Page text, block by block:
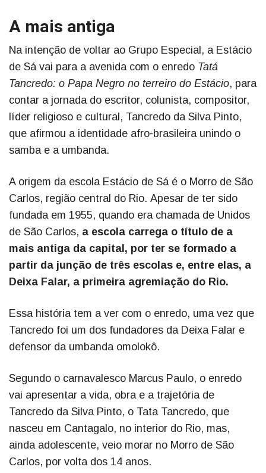
A mais antiga
Na intenção de voltar ao Grupo Especial, a Estácio
de Sá vai para a avenida com o enredo Tatá
Tancredo: o Papa Negro no terreiro do Estácio, para
contar a jornada do escritor, colunista, compositor,
líder religioso e cultural, Tancredo da Silva Pinto,
que afirmou a identidade afro-brasileira unindo o
samba e a umbanda.
A origem da escola Estácio de Sá é o Morro de São
Carlos, região central do Rio. Apesar de ter sido
fundada em 1955, quando era chamada de Unidos
de São Carlos, a escola carrega o título de a
mais antiga da capital, por ter se formado a
partir da junção de três escolas e, entre elas, a
Deixa Falar, a primeira agremiação do Rio.
Essa história tem a ver com o enredo, uma vez que
Tancredo foi um dos fundadores da Deixa Falar e
defensor da umbanda omolokô.
Segundo o carnavalesco Marcus Paulo, o enredo
vai apresentar a vida, obra e a trajetória de
Tancredo da Silva Pinto, o Tata Tancredo, que
nasceu em Cantagalo, no interior do Rio, mas,
ainda adolescente, veio morar no Morro de São
Carlos, por volta dos 14 anos.